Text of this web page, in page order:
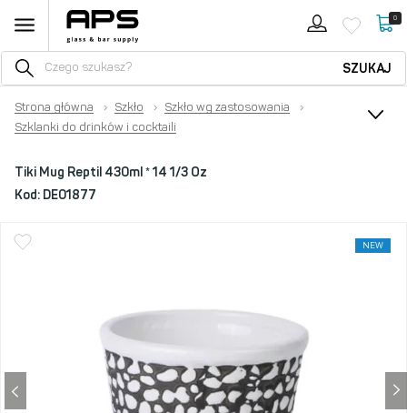
0
SZUKAJ
Strona główna › Szkło › Szkło wg zastosowania
›
Szklanki do drinków i cocktaili
Tiki Mug Reptil 430ml * 14 1/3 Oz
Kod: DE01877
NEW